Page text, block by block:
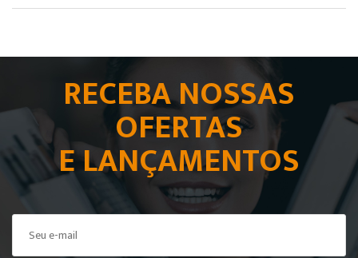
RECEBA NOSSAS
OFERTAS
E LANÇAMENTOS